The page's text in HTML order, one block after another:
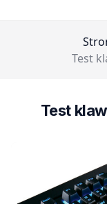
Test
Test